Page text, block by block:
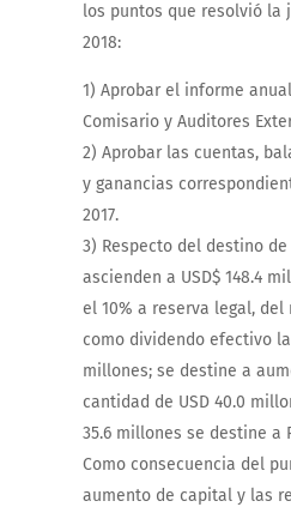
los puntos que resolvió la
2018:
1) Aprobar el informe
Comisario y Auditores
2) Aprobar las cuentas,
y ganancias
2017.
3) Respecto del destino
ascienden a USD$ 148.4
el 10% a reserva legal,
como dividendo efectivo
millones; se destine a
cantidad de USD 40.0
35.6 millones se destine a
Como consecuencia del
aumento de capital y las